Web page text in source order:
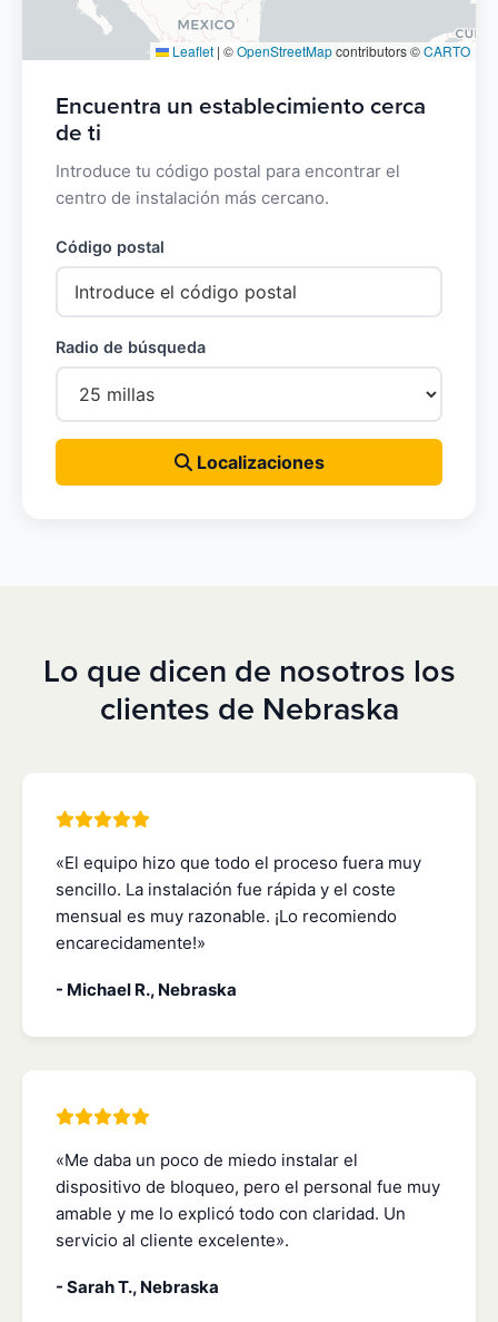
Leaflet | ©OpenStreetMapcontributors ©CARTO
Encuentra un establecimiento cerca
de ti
Introduce tu código postal para encontrar el
centro de instalación más cercano.
Código postal
Radio de búsqueda
Localizaciones
Lo que dicen de nosotros los
clientes de Nebraska
«El equipo hizo que todo el proceso fuera muy
sencillo. La instalación fue rápida y el coste
mensual es muy razonable. ¡Lo recomiendo
encarecidamente!»
- Michael R., Nebraska
«Me daba un poco de miedo instalar el
dispositivo de bloqueo, pero el personal fue muy
amable y me lo explicó todo con claridad. Un
servicio al cliente excelente».
- Sarah T., Nebraska